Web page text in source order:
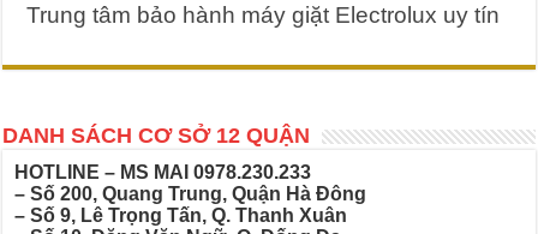
Trung tâm bảo hành máy giặt Electrolux uy tín
DANH SÁCH CƠ SỞ 12 QUẬN
HOTLINE – MS MAI0978.230.233
– Số 200, Quang Trung, Quận Hà Đông
– Số 9, Lê Trọng Tấn, Q. Thanh Xuân